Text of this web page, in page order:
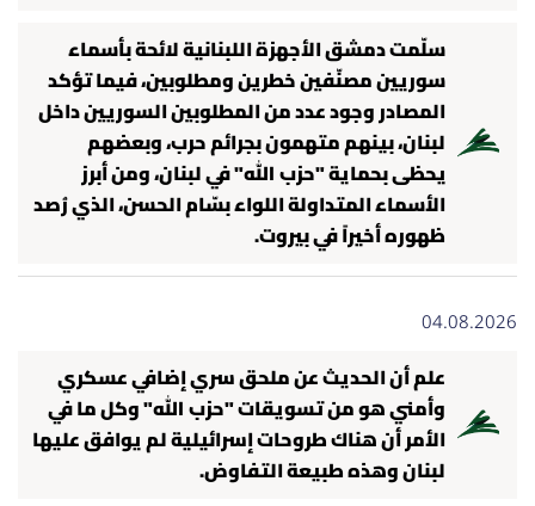
شروط الاستخدام
شروط الإشتراك
Digital solutions by
سلّمت دمشق الأجهزة اللبنانية لائحة بأسماء
سوريين مصنّفين خطرين ومطلوبين، فيما تؤكد
المصادر وجود عدد من المطلوبين السوريين داخل
لبنان، بينهم متهمون بجرائم حرب، وبعضهم
يحظى بحماية "حزب الله" في لبنان، ومن أبرز
الأسماء المتداولة اللواء بسّام الحسن، الذي رُصد
ظهوره أخيراً في بيروت.
04.08.2026
علم أن الحديث عن ملحق سري إضافي عسكري
وأمني هو من تسويقات "حزب الله" وكل ما في
الأمر أن هناك طروحات إسرائيلية لم يوافق عليها
لبنان وهذه طبيعة التفاوض.